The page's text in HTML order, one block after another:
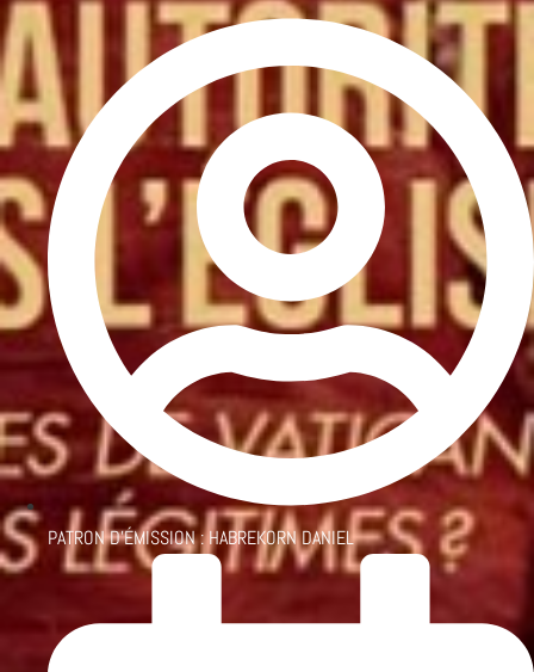
PATRON D'ÉMISSION :HABREKORN DANIEL